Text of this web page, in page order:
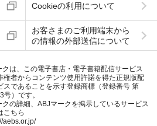
Cookieの利用について
お客さまのご利用端末から
の情報の外部送信について
クは、この電子書店・電子書籍配信サービス
権者からコンテンツ使用許諾を得た正規版配
スであることを示す登録商標（登録番号 第
号）です。
クの詳細、ABJマークを掲示しているサービス
こちら
aebs.or.jp/